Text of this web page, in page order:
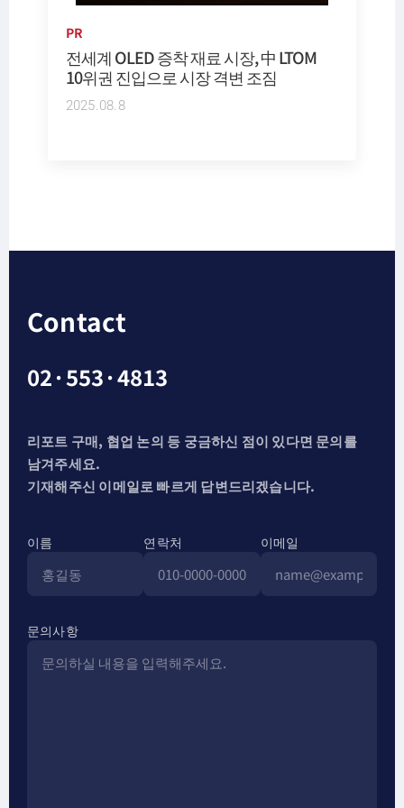
PR
전세계 OLED 증착 재료 시장, 中 LTOM
10위권 진입으로 시장 격변 조짐
2025.08.8
Contact
02·553·4813
리포트 구매, 협업 논의 등 궁금하신 점이 있다면 문의를
남겨주세요.
기재해주신 이메일로 빠르게 답변드리겠습니다.
이름 연락처 이메일
문의사항